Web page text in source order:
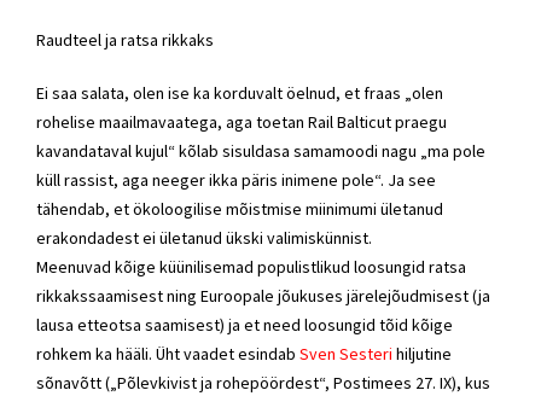
Raudteel ja ratsa rikkaks
Ei saa salata, olen ise ka korduvalt öelnud, et fraas „olen
rohelise maailmavaatega, aga toetan Rail Balticut praegu
kavandataval kujul“ kõlab sisuldasa samamoodi nagu „ma pole
küll rassist, aga neeger ikka päris inimene pole“. Ja see
tähendab, et ökoloogilise mõistmise miinimumi ületanud
erakondadest ei ületanud ükski valimiskünnist.
Meenuvad kõige küünilisemad populistlikud loosungid ratsa
rikkakssaamisest ning Euroopale jõukuses järelejõudmisest (ja
lausa etteotsa saamisest) ja et need loosungid tõid kõige
rohkem ka hääli. Üht vaadet esindab Sven Sesteri hiljutine
sõnavõtt („Põlevkivist ja rohepöördest“, Postimees 27. IX), kus